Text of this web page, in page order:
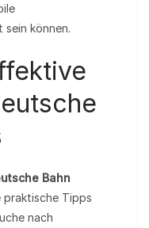
können.
Bahn
praktische Tipps
nach